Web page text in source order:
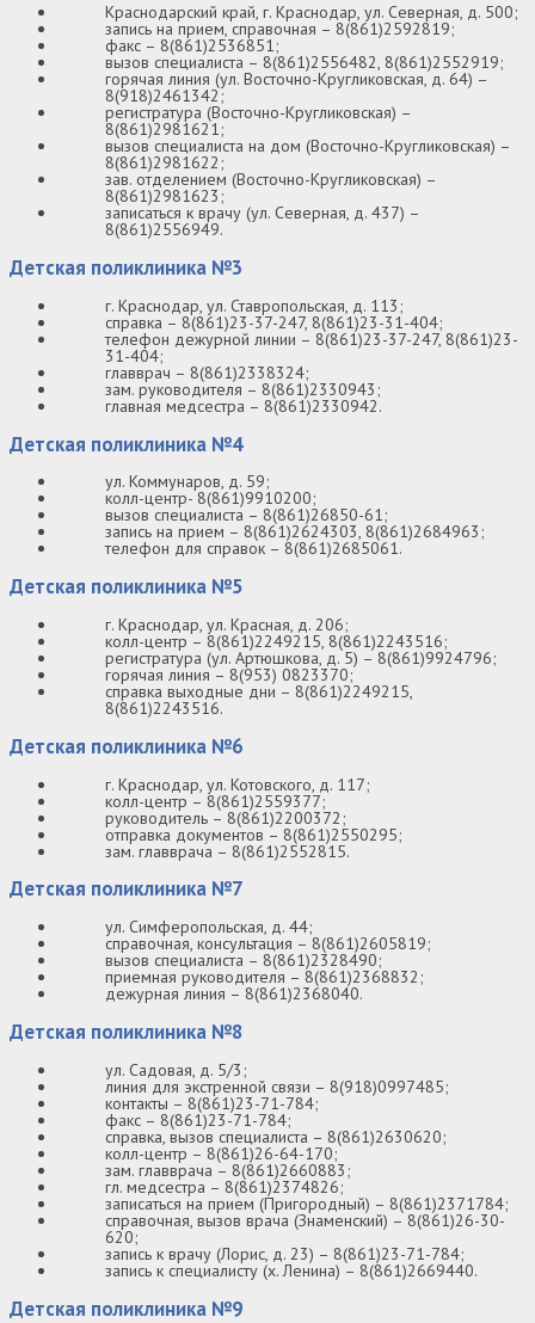
Краснодарский край, г. Краснодар, ул. Северная, д. 500;
запись на прием, справочная – 8(861)2592819;
факс – 8(861)2536851;
вызов специалиста – 8(861)2556482, 8(861)2552919;
горячая линия (ул. Восточно-Кругликовская, д. 64) –
8(918)2461342;
регистратура (Восточно-Кругликовская) –
8(861)2981621;
вызов специалиста на дом (Восточно-Кругликовская) –
8(861)2981622;
зав. отделением (Восточно-Кругликовская) –
8(861)2981623;
записаться к врачу (ул. Северная, д. 437) –
8(861)2556949.
Детская поликлиника №3
г. Краснодар, ул. Ставропольская, д. 113;
справка – 8(861)23-37-247, 8(861)23-31-404;
телефон дежурной линии – 8(861)23-37-247, 8(861)23-
31-404;
главврач – 8(861)2338324;
зам. руководителя – 8(861)2330943;
главная медсестра – 8(861)2330942.
Детская поликлиника №4
ул. Коммунаров, д. 59;
колл-центр- 8(861)9910200;
вызов специалиста – 8(861)26850-61;
запись на прием – 8(861)2624303, 8(861)2684963;
телефон для справок – 8(861)2685061.
Детская поликлиника №5
г. Краснодар, ул. Красная, д. 206;
колл-центр – 8(861)2249215, 8(861)2243516;
регистратура (ул. Артюшкова, д. 5) – 8(861)9924796;
горячая линия – 8(953) 0823370;
справка выходные дни – 8(861)2249215,
8(861)2243516.
Детская поликлиника №6
г. Краснодар, ул. Котовского, д. 117;
колл-центр – 8(861)2559377;
руководитель – 8(861)2200372;
отправка документов – 8(861)2550295;
зам. главврача – 8(861)2552815.
Детская поликлиника №7
ул. Симферопольская, д. 44;
справочная, консультация – 8(861)2605819;
вызов специалиста – 8(861)2328490;
приемная руководителя – 8(861)2368832;
дежурная линия – 8(861)2368040.
Детская поликлиника №8
ул. Садовая, д. 5/3;
линия для экстренной связи – 8(918)0997485;
контакты – 8(861)23-71-784;
факс – 8(861)23-71-784;
справка, вызов специалиста – 8(861)2630620;
колл-центр – 8(861)26-64-170;
зам. главврача – 8(861)2660883;
гл. медсестра – 8(861)2374826;
записаться на прием (Пригородный) – 8(861)2371784;
справочная, вызов врача (Знаменский) – 8(861)26-30-
620;
запись к врачу (Лорис, д. 23) – 8(861)23-71-784;
запись к специалисту (х. Ленина) – 8(861)2669440.
Детская поликлиника №9